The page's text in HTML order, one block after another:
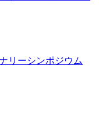
リーシンポジウム